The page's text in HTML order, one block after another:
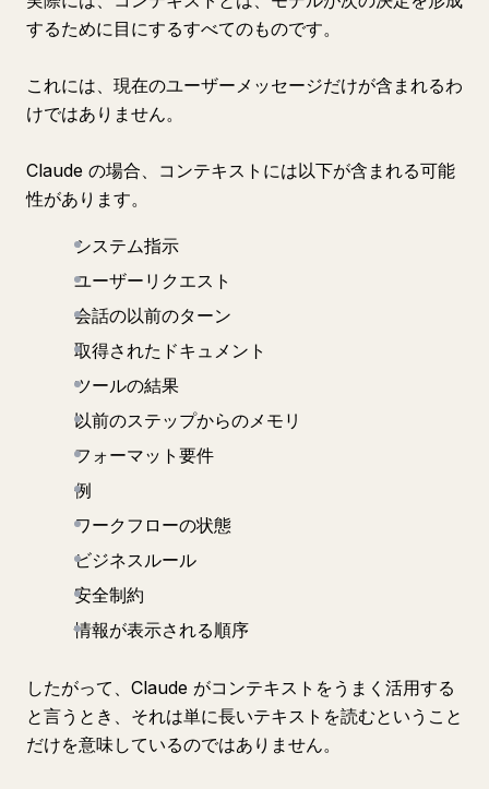
するために目にするすべてのものです。
これには、現在のユーザーメッセージだけが含まれるわ
けではありません。
Claude の場合、コンテキストには以下が含まれる可能
性があります。
システム指示
ユーザーリクエスト
会話の以前のターン
取得されたドキュメント
ツールの結果
以前のステップからのメモリ
フォーマット要件
例
ワークフローの状態
ビジネスルール
安全制約
情報が表示される順序
したがって、Claude がコンテキストをうまく活用する
と言うとき、それは単に長いテキストを読むということ
だけを意味しているのではありません。